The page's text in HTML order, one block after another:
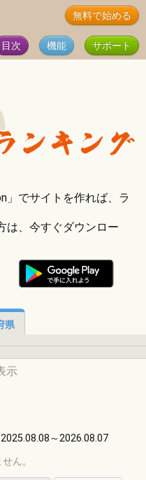
無料で始める
目次 機能
サポート
」でサイトを作れば、ラ
は、今すぐダウンロー
県
示
2025.08.08～2026.08.07
ん。